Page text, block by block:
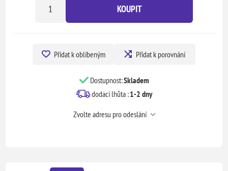
KOUPIT
Přidat k oblíbeným Přidat k porovnání
Dostupnost:Skladem
dodací lhůta :1-2 dny
Zvolte adresu pro odeslání